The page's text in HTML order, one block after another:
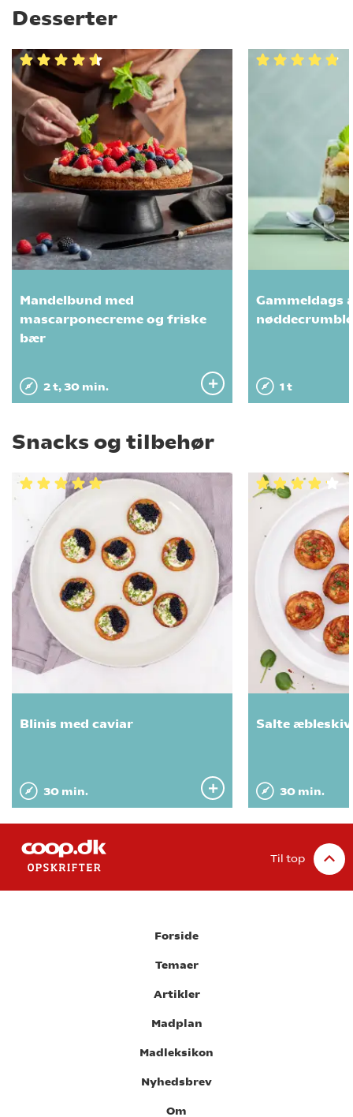
Desserter
Mandelbund med
mascarponecreme og friske
bær
2 t, 30 min.
Gammeldags
nøddecrumble
1 t
Snacks og tilbehør
Blinis med caviar
30 min.
Salte
30 min.
Til top
Forside
Temaer
Artikler
Madplan
Madleksikon
Nyhedsbrev
Om